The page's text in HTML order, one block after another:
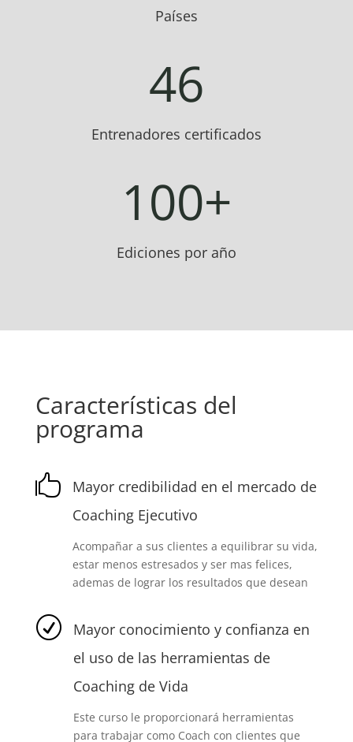
Países
46
Entrenadores certificados
100+
Ediciones por año
Características del
programa

Mayor credibilidad en el mercado de
Coaching Ejecutivo
Acompañar a sus clientes a equilibrar su vida,
estar menos estresados y ser mas felices,
ademas de lograr los resultados que desean
R
Mayor conocimiento y confianza en
el uso de las herramientas de
Coaching de Vida
Este curso le proporcionará herramientas
para trabajar como Coach con clientes que